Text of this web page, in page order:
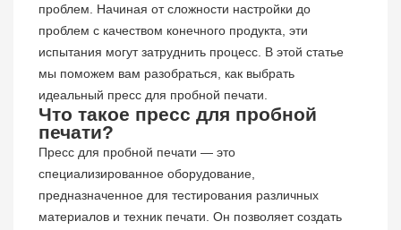
проблем. Начиная от сложности настройки до
проблем с качеством конечного продукта, эти
испытания могут затруднить процесс. В этой статье
мы поможем вам разобраться, как выбрать
идеальный пресс для пробной печати.
Что такое пресс для пробной
печати?
Пресс для пробной печати — это
специализированное оборудование,
предназначенное для тестирования различных
материалов и техник печати. Он позволяет создать